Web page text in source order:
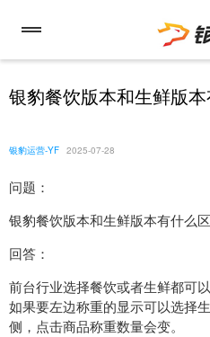
银豹餐饮版本和生鲜版
银豹运营-YF 2025-07-28
问题：
银豹餐饮版本和生鲜版本有什么
回答：
前台行业选择餐饮或者生鲜都可以
如果要左边称重的显示可以选择
侧，点击商品称重数量会变。